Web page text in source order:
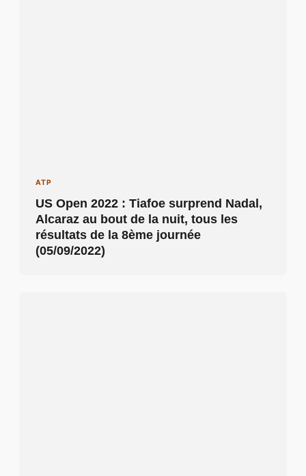
ATP
US Open 2022 : Tiafoe surprend Nadal,
Alcaraz au bout de la nuit, tous les
résultats de la 8ème journée
(05/09/2022)